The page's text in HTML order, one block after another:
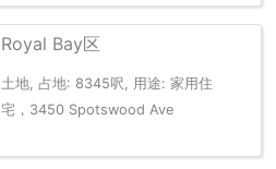
Royal Bay区
土地, 占地: 8345呎, 用途: 家用住
宅，3450 Spotswood Ave